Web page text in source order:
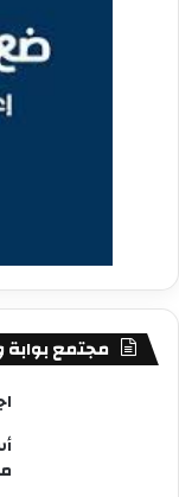
مجتمع بوابة